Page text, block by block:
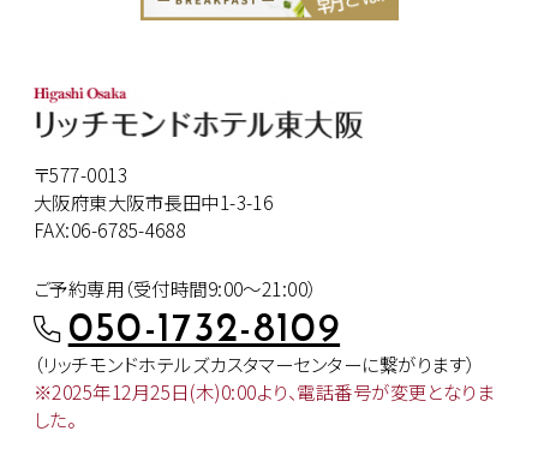
〒577-0013
大阪府東大阪市長田中1-3-16
FAX:06-6785-4688
ご予約専用（受付時間9:00～21:00）
050-1732-8109
（リッチモンドホテルズカスタマーセンターに繋がります）
※2025年12月25日(木)0:00より、電話番号が変更となりま
した。